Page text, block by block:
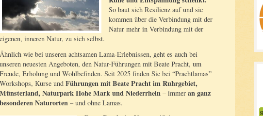
So baut sich Resilienz auf und sie
kommen über die Verbindung mit der
Natur mehr in Verbindung mit der
eigenen, inneren Natur, zu sich selbst.
Ähnlich wie bei unseren achtsamen Lama-Erlebnissen, geht es auch bei
unseren neuesten Angeboten, den Natur-Führungen mit Beate Pracht, um
Freude, Erholung und Wohlbefinden. Seit 2025 finden Sie bei “Prachtlamas”
Workshops, Kurse und Führungen mit Beate Pracht im Ruhrgebiet,
Münsterland, Naturpark Hohe Mark und Niederrhein – immer an ganz
besonderen Naturorten – und ohne Lamas.